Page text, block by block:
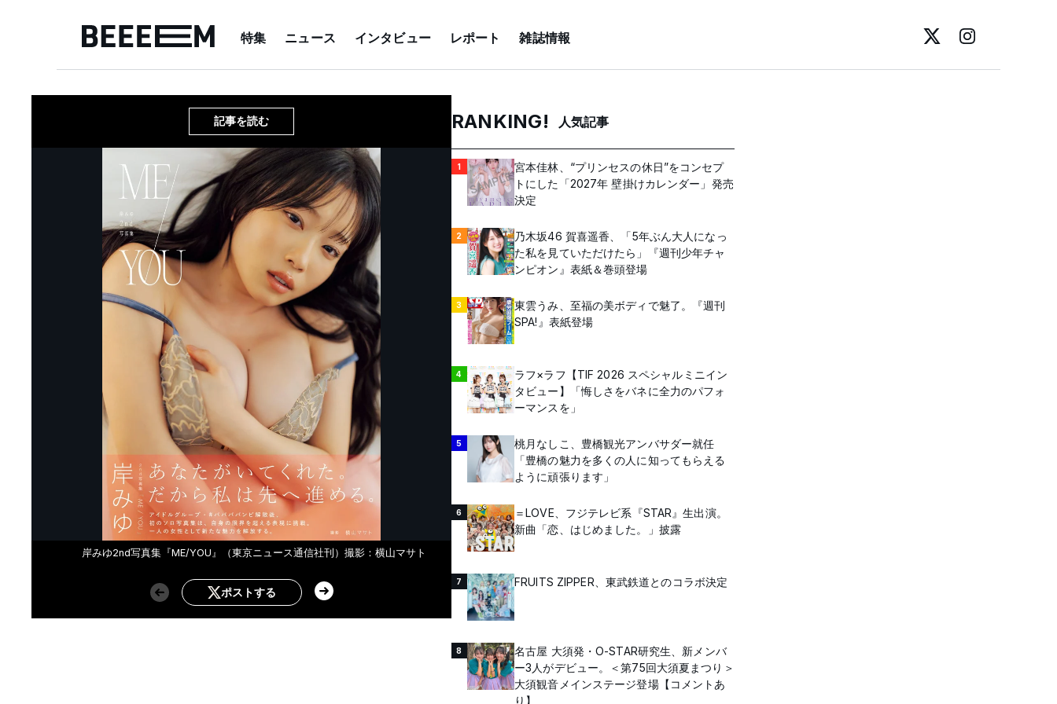
特集 ニュース インタビュー レポート 雑誌情報
記事を読む
岸みゆ2nd写真集『ME/YOU』（東京ニュース通信社刊）撮影：横山マサト
ポストする
RANKING! 人気記事
1
宮本佳林、“プリンセスの休日”をコンセプ
トにした「2027年 壁掛けカレンダー」発売
決定
2
乃木坂46 賀喜遥香、「5年ぶん大人になっ
た私を見ていただけたら」『週刊少年チャ
ンピオン』表紙＆巻頭登場
3
東雲うみ、至福の美ボディで魅了。『週刊
SPA!』表紙登場
4
ラフ×ラフ【TIF 2026 スペシャルミニイン
タビュー】「悔しさをバネに全力のパフォ
ーマンスを」
5
桃月なしこ、豊橋観光アンバサダー就任
「豊橋の魅力を多くの人に知ってもらえる
ように頑張ります」
6
＝LOVE、フジテレビ系『STAR』生出演。
新曲「恋、はじめました。」披露
7 FRUITS ZIPPER、東武鉄道とのコラボ決定
8
名古屋 大須発・O-STAR研究生、新メンバ
ー3人がデビュー。＜第75回大須夏まつり＞
大須観音メインステージ登場【コメントあ
り】